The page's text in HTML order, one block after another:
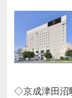
◇京成津田沼